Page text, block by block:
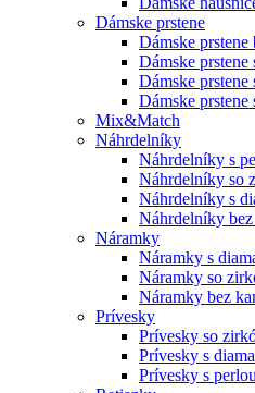
Dámske prstene
Dámske prstene
Dámske prstene
Dámske
Dámske prstene
Mix&Match
Náhrdelníky
Náhrdelníky s
Náhrdelníky so
Náhrdelníky s
Náhrdelníky
Náramky
Náramky s
Náramky so
Náramky bez
Prívesky
Prívesky so
Prívesky s
Prívesky s perlou